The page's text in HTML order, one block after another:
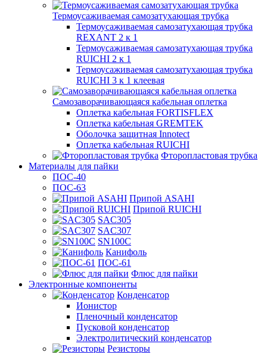
Термоусаживаемая самозатухающая трубка
Термоусаживаемая самозатухающая трубка
REXANT 2 к 1
Термоусаживаемая самозатухающая трубка
RUICHI 2 к 1
Термоусаживаемая самозатухающая трубка
RUICHI 3 к 1 клеевая
Самозаворачивающаяся кабельная оплетка
Оплетка кабельная FORTISFLEX
Оплетка кабельная GREMTEK
Оболочка защитная Innotect
Оплетка кабельная RUICHI
Фторопластовая трубка
Материалы для пайки
ПОС-40
ПОС-63
Припой ASAHI
Припой RUICHI
SAC305
SAC307
SN100C
Канифоль
ПОС-61
Флюс для пайки
Электронные компоненты
Конденсатор
Ионистор
Пленочный конденсатор
Пусковой конденсатор
Электролитический конденсатор
Резисторы